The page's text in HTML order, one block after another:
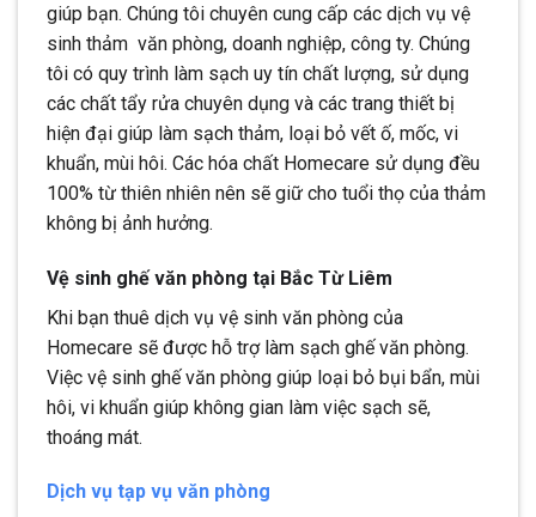
giúp bạn. Chúng tôi chuyên cung cấp các dịch vụ vệ
sinh thảm văn phòng, doanh nghiệp, công ty. Chúng
tôi có quy trình làm sạch uy tín chất lượng, sử dụng
các chất tẩy rửa chuyên dụng và các trang thiết bị
hiện đại giúp làm sạch thảm, loại bỏ vết ố, mốc, vi
khuẩn, mùi hôi. Các hóa chất Homecare sử dụng đều
100% từ thiên nhiên nên sẽ giữ cho tuổi thọ của thảm
không bị ảnh hưởng.
Vệ sinh ghế văn phòng tại Bắc Từ Liêm
Khi bạn thuê dịch vụ vệ sinh văn phòng của
Homecare sẽ được hỗ trợ làm sạch ghế văn phòng.
Việc vệ sinh ghế văn phòng giúp loại bỏ bụi bẩn, mùi
hôi, vi khuẩn giúp không gian làm việc sạch sẽ,
thoáng mát.
Dịch vụ tạp vụ văn phòng